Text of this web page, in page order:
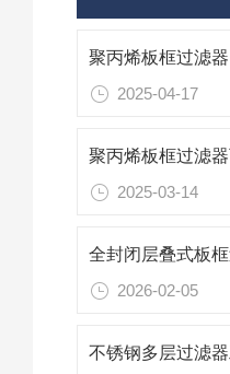
2025-04-17
2025-03-14
全封闭层叠式板
2026-02-05